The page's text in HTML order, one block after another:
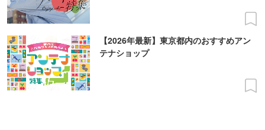
【2026年最新】東京都内のおすすめアン
テナショップ